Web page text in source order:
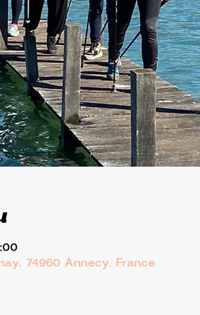
74960 Annecy, France